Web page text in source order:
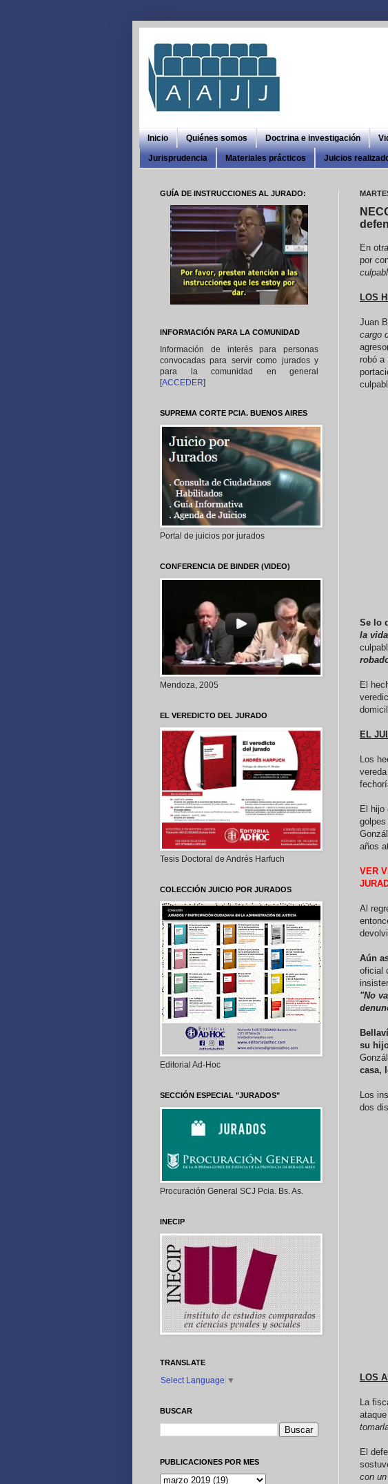
Inicio Quiénes somos Doctrina e investigación
Jurisprudencia Materiales prácticos Juicios
En
por
LOS
Juan
cargo
robó a
Se lo
la
El
EL
Los
El hijo
años
VER
Al
Aún
oficial
"No
su
casa,
Los
dos
LOS
La
El
con
GUÍA DE INSTRUCCIONES AL JURADO:
INFORMACIÓN PARA LA COMUNIDAD
Información de interés para personas
convocadas para servir como jurados y
para la comunidad en general
[ACCEDER]
SUPREMA CORTE PCIA. BUENOS AIRES
Portal de juicios por jurados
CONFERENCIA DE BINDER (VIDEO)
Mendoza, 2005
EL VEREDICTO DEL JURADO
Tesis Doctoral de Andrés Harfuch
COLECCIÓN JUICIO POR JURADOS
Editorial Ad-Hoc
SECCIÓN ESPECIAL "JURADOS"
Procuración General SCJ Pcia. Bs. As.
INECIP
TRANSLATE
Select Language ▼
BUSCAR
PUBLICACIONES POR MES